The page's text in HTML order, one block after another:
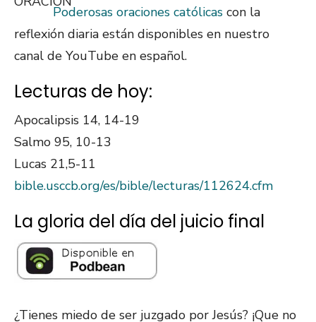
Poderosas oraciones católicas con la
reflexión diaria están disponibles en nuestro
canal de YouTube en español.
Lecturas de hoy:
Apocalipsis 14, 14-19
Salmo 95, 10-13
Lucas 21,5-11
bible.usccb.org/es/bible/lecturas/112624.cfm
La gloria del día del juicio final
¿Tienes miedo de ser juzgado por Jesús? ¡Que no